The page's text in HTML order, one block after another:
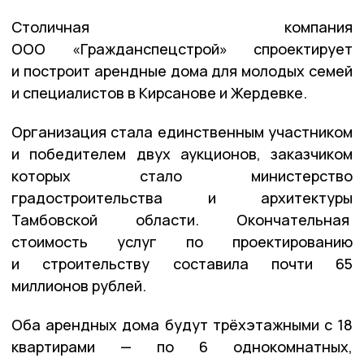
Столичная компания
ООО «Гражданспецстрой» спроектирует
и построит арендные дома для молодых семей
и специалистов в Кирсанове и Жердевке.
Организация стала единственным участником
и победителем двух аукционов, заказчиком
которых стало министерство
градостроительства и архитектуры
Тамбовской области. Окончательная
стоимость услуг по проектированию
и строительству составила почти 65
миллионов рублей.
Оба арендных дома будут трёхэтажными с 18
квартирами — по 6 однокомнатных,